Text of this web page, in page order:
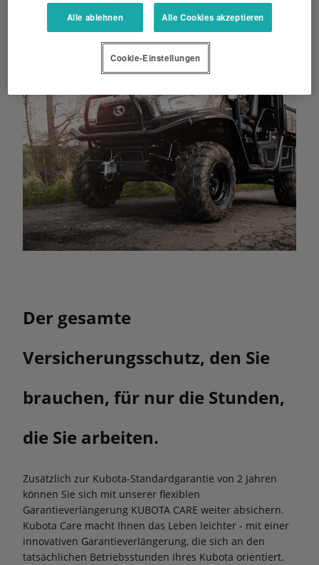
Der gesamte
Versicherungsschutz, den Sie
brauchen, für nur die Stunden,
die Sie arbeiten.
Zusätzlich zur Kubota-Standardgarantie von 2 Jahren
können Sie sich mit unserer flexiblen
Garantieverlängerung KUBOTA CARE weiter absichern.
Kubota Care macht Ihnen das Leben leichter - mit einer
innovativen Garantieverlängerung, die sich an den
tatsächlichen Betriebsstunden Ihres Kubota orientiert.
Alle ablehnen Alle Cookies akzeptieren
Cookie-Einstellungen